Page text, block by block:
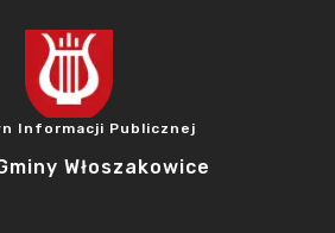
Informacji Publicznej
Włoszakowice